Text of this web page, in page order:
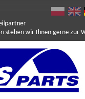
wir Ihnen gerne zur